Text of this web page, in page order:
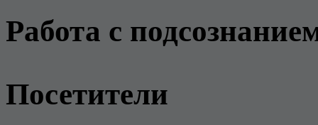
Работа с
Посетители